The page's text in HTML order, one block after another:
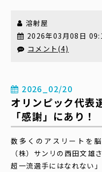
溶射屋
2026年03月08日
コメント(4)
2026_02/20
オリンピック代表
「感謝」にあり！
数多くのアスリートを
（株）サンリの西田文雄
超一流選手にはなれない